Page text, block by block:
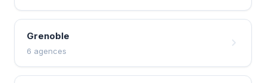
Grenoble
6 agences